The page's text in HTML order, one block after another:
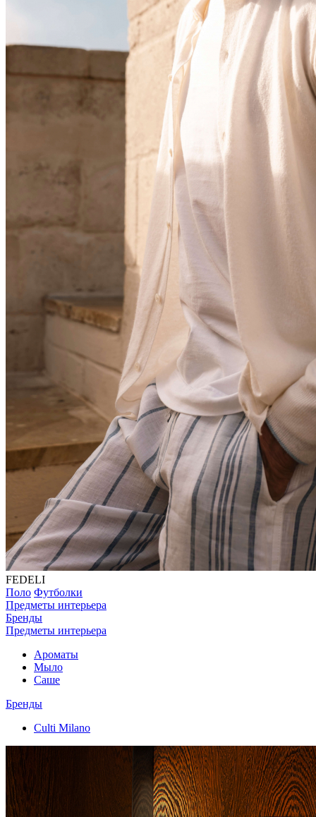
FEDELI
Поло Футболки
Предметы интерьера
Бренды
Предметы интерьера
Ароматы
Мыло
Саше
Бренды
Culti Milano